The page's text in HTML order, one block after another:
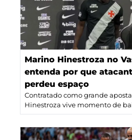
Marino Hinestroza no
entenda por que
perdeu espaço
Contratado como grande
Hinestroza vive momento de